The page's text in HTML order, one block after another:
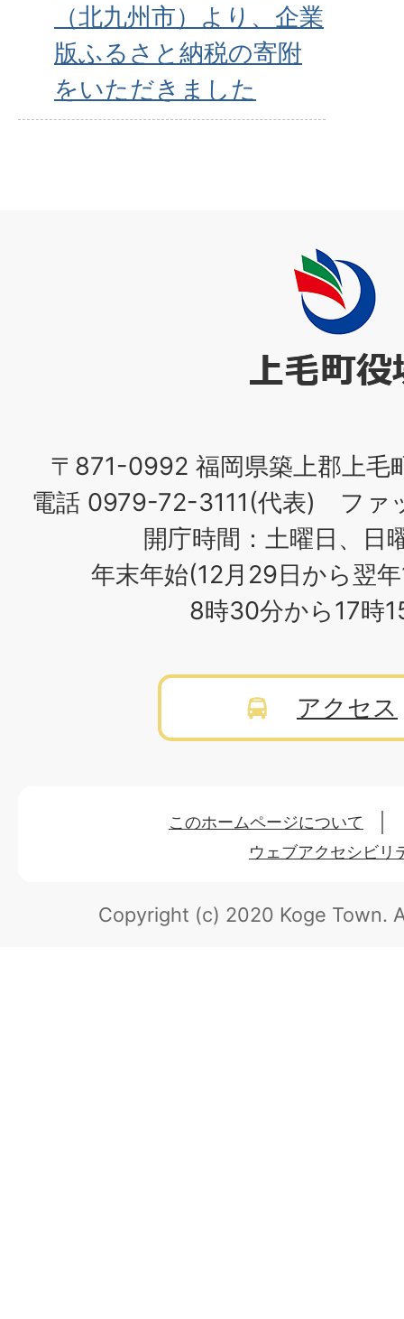
（北九州市）より、企業
版ふるさと納税の寄附
をいただきました
〒871-0992 福岡県築上郡上毛
電話 0979-72-3111(代表) ファ
開庁時間：土曜日、日
年末年始(12月29日から翌
8時30分から17時
アクセス
このホームページについて
ウェブアクセシビリ
Copyright (c) 2020 Koge Town.